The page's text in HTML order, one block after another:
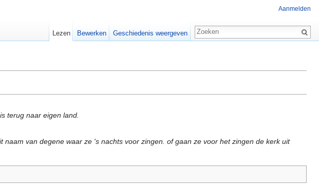
terug naar eigen land.
van degene waar ze 's nachts voor zingen. of gaan ze voor het zingen de kerk uit
Aanmelden
Lezen Bewerken Geschiedenis weergeven